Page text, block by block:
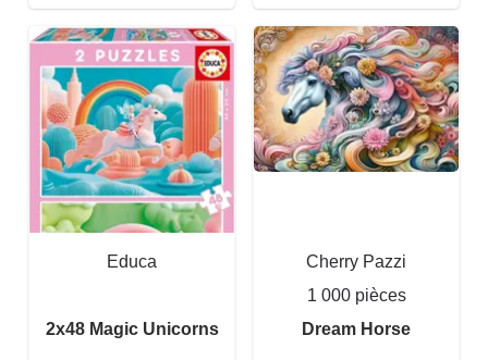
Educa
2x48 Magic Unicorns
Cherry Pazzi
1 000 pièces
Dream Horse